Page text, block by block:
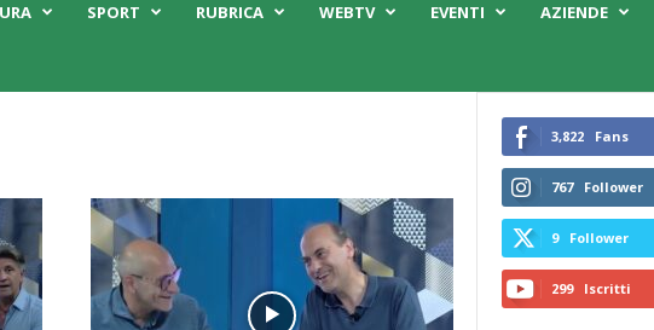
SPORT RUBRICA WEBTV EVENTI AZIENDE
3,822 Fans
767 Follower
9 Follower
299 Iscritti